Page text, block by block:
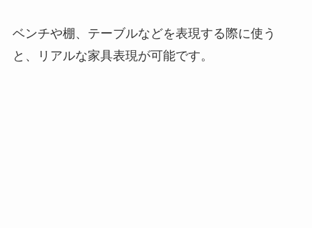
ベンチや棚、テーブルなどを表現する際に使う
と、リアルな家具表現が可能です。